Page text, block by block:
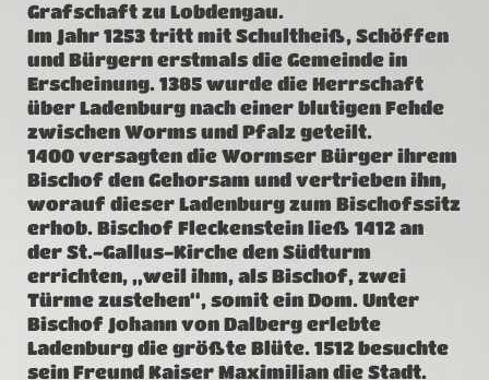
Grafschaft zu Lobdengau.
Im Jahr 1253 tritt mit Schultheiß, Schöffen
und Bürgern erstmals die Gemeinde in
Erscheinung. 1385 wurde die Herrschaft
über Ladenburg nach einer blutigen Fehde
zwischen Worms und Pfalz geteilt.
1400 versagten die Wormser Bürger ihrem
Bischof den Gehorsam und vertrieben ihn,
worauf dieser Ladenburg zum Bischofssitz
erhob. Bischof Fleckenstein ließ 1412 an
der St.-Gallus-Kirche den Südturm
errichten, „weil ihm, als Bischof, zwei
Türme zustehen“, somit ein Dom. Unter
Bischof Johann von Dalberg erlebte
Ladenburg die größte Blüte. 1512 besuchte
sein Freund Kaiser Maximilian die Stadt.